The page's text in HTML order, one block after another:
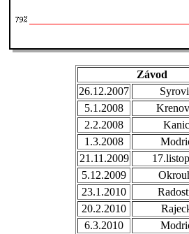
Závod
26.12.2007
5.1.2008
2.2.2008
1.3.2008
21.11.2009
5.12.2009
23.1.2010
20.2.2010
6.3.2010